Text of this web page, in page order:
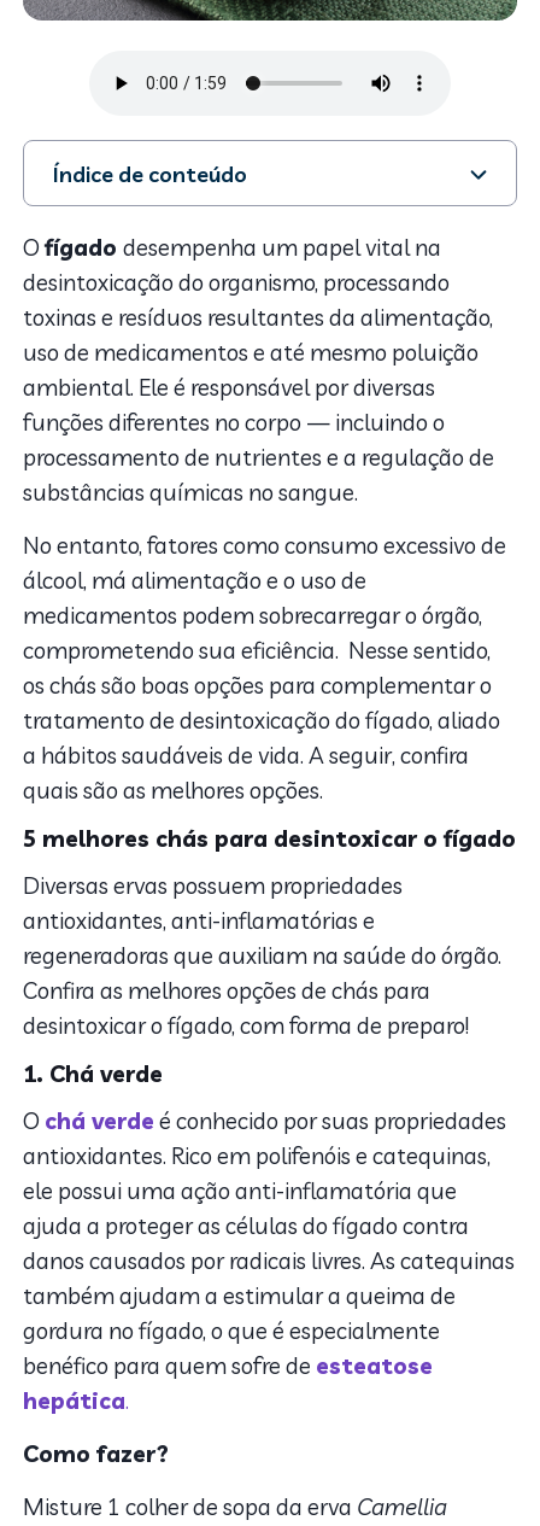
Índice de conteúdo
1. 5 melhores chás para desintoxicar o fígado
2. 1. Chá verde
3. 2. Chá de cardo-mariano
4. 3. Chá de boldo
5. 4. Chá de hortelã
6. 5. Chá de alcachofra
7. Cuidados no consumo de chás para desintoxicar o
fígado
8. Como desintoxicar o fígado?
Ofígadodesempenha um papel vital na
desintoxicação do organismo, processando
toxinas e resíduos resultantes da alimentação,
uso de medicamentos e até mesmo poluição
ambiental. Ele é responsável por diversas
funções diferentes no corpo — incluindo o
processamento de nutrientes e a regulação de
substâncias químicas no sangue.
No entanto, fatores como consumo excessivo de
álcool, má alimentação e o uso de
medicamentos podem sobrecarregar o órgão,
comprometendo sua eficiência. Nesse sentido,
os chás são boas opções para complementar o
tratamento de desintoxicação do fígado, aliado
a hábitos saudáveis de vida. A seguir, confira
quais são as melhores opções.
5 melhores chás para desintoxicar o fígado
Diversas ervas possuem propriedades
antioxidantes, anti-inflamatórias e
regeneradoras que auxiliam na saúde do órgão.
Confira as melhores opções de chás para
desintoxicar o fígado, com forma de preparo!
1. Chá verde
O chá verde é conhecido por suas propriedades
antioxidantes. Rico em polifenóis e catequinas,
ele possui uma ação anti-inflamatória que
ajuda a proteger as células do fígado contra
danos causados por radicais livres. As catequinas
também ajudam a estimular a queima de
gordura no fígado, o que é especialmente
benéfico para quem sofre de esteatose
hepática.
Como fazer?
Misture 1 colher de sopa da erva Camellia